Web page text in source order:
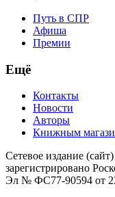
Путь в СПР
Афиша
Премии
Ещё
Контакты
Новости
Авторы
Книжным
Сетевое издание
зарегистрировано
Эл № ФС77-90594 от 23